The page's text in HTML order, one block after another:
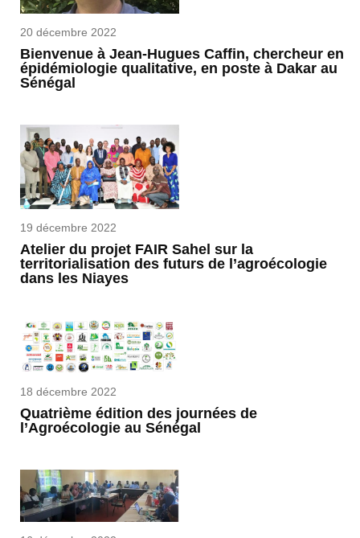
20 décembre 2022
Bienvenue à Jean-Hugues Caffin, chercheur en
épidémiologie qualitative, en poste à Dakar au
Sénégal
19 décembre 2022
Atelier du projet FAIR Sahel sur la
territorialisation des futurs de l’agroécologie
dans les Niayes
18 décembre 2022
Quatrième édition des journées de
l’Agroécologie au Sénégal